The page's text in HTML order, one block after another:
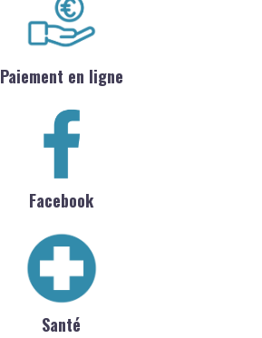
Paiement en ligne
Facebook
Santé